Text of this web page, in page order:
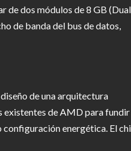
de dos módulos de 8 GB (Dual
de banda del bus de datos,
de una arquitectura
existentes de AMD para fundir
energética. El